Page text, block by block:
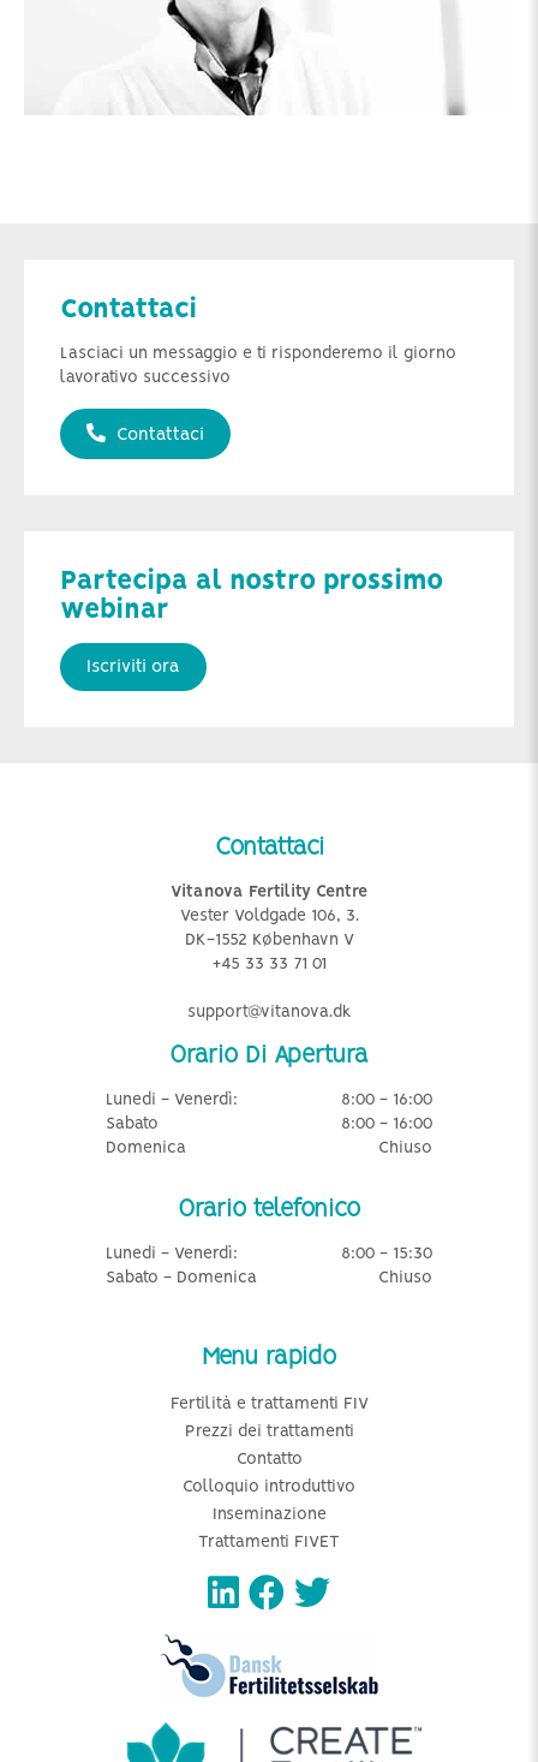
Contattaci
Lasciaci un messaggio e ti risponderemo il giorno
lavorativo successivo
Contattaci
Partecipa al nostro prossimo
webinar
Iscriviti ora
Contattaci
Vitanova Fertility Centre
Vester Voldgade 106, 3.
DK-1552 København V
+45 33 33 71 01
support@vitanova.dk
Orario Di Apertura
Lunedi - Venerdì:
8:00 - 16:00
Sabato
8:00 - 16:00
Domenica
Chiuso
Orario telefonico
Lunedi - Venerdì:
8:00 - 15:30
Sabato - Domenica
Chiuso
Menu rapido
Fertilità e trattamenti FIV
Prezzi dei trattamenti
Contatto
Colloquio introduttivo
Inseminazione
Trattamenti FIVET